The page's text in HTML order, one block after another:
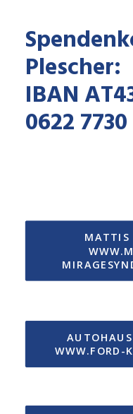
Plescher:
IBAN
0622 7730
MATTIS
WWW.FORD-